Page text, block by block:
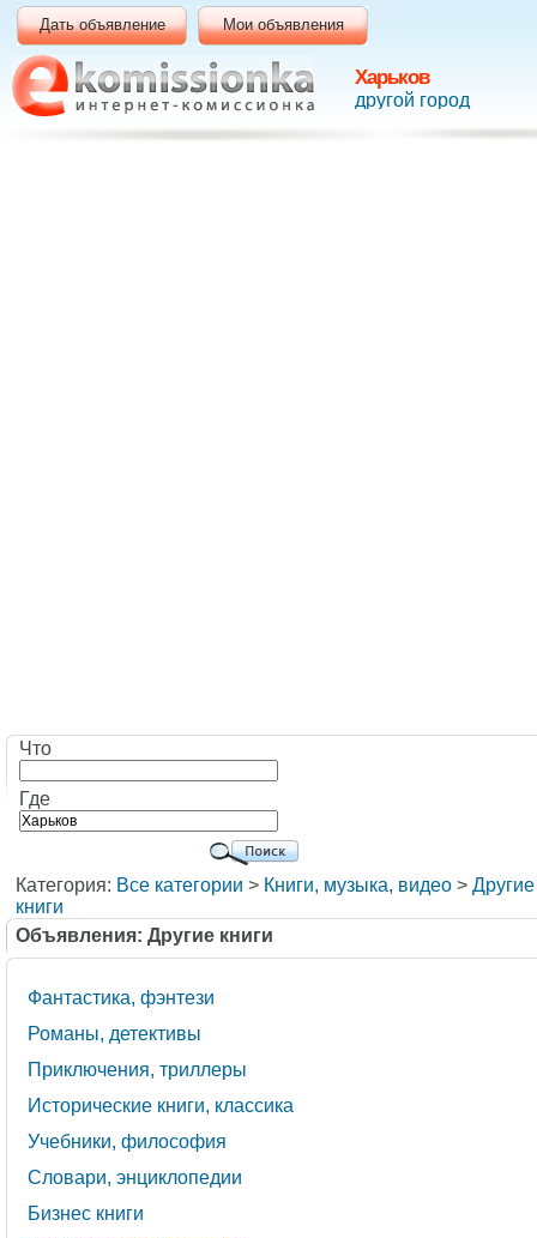
Харьков
другой город
Дать объявление Мои объявления
Что
Где
Категория: Все категории > Книги, музыка, видео > Другие
книги
Объявления: Другие книги
Фантастика, фэнтези
Романы, детективы
Приключения, триллеры
Исторические книги, классика
Учебники, философия
Словари, энциклопедии
Бизнес книги